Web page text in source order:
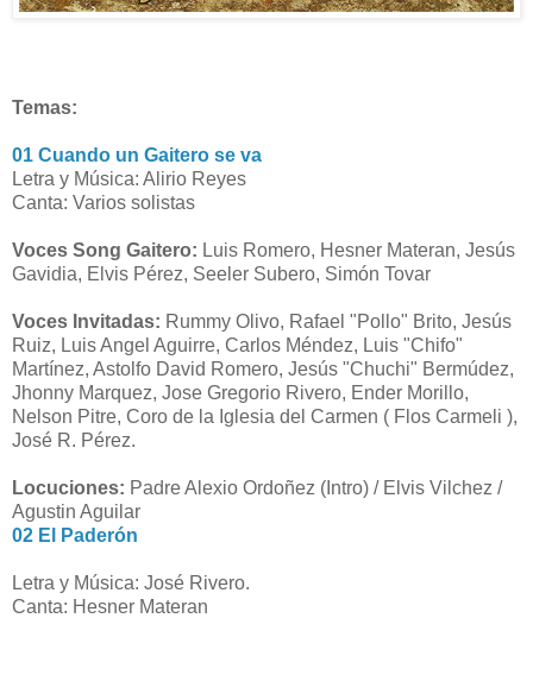
Temas:
01 Cuando un Gaitero se va
Letra y Música: Alirio Reyes
Canta: Varios solistas
Voces Song Gaitero: Luis Romero, Hesner Materan, Jesús
Gavidia, Elvis Pérez, Seeler Subero, Simón Tovar
Voces Invitadas: Rummy Olivo, Rafael "Pollo" Brito, Jesús
Ruiz, Luis Angel Aguirre, Carlos Méndez, Luis "Chifo"
Martínez, Astolfo David Romero, Jesús "Chuchi" Bermúdez,
Jhonny Marquez, Jose Gregorio Rivero, Ender Morillo,
Nelson Pitre, Coro de la Iglesia del Carmen ( Flos Carmeli ),
José R. Pérez.
Locuciones: Padre Alexio Ordoñez (Intro) / Elvis Vilchez /
Agustin Aguilar
02 El Paderón
Letra y Música: José Rivero.
Canta: Hesner Materan